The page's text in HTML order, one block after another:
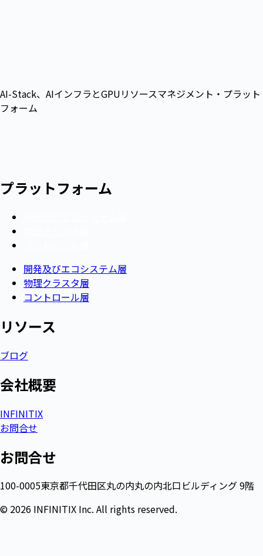
AI-Stack、AIインフラとGPUリソースマネジメント・プラット
フォーム
プラットフォーム
開発及びエコシステム層
物理クラスタ層
コントロール層
リソース​
ブログ
会社概要​
INFINITIX
お問合せ
お問合せ
100-0005東京都千代田区丸の内丸の内北口ビルディング 9階
© 2026 INFINITIX Inc. All rights reserved.